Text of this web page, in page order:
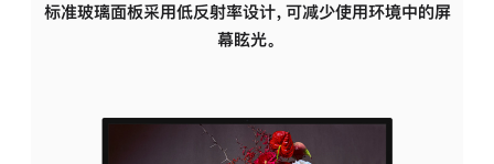
标准玻璃面板采用低反射率设计，可减少使用环境中的屏
幕眩光。